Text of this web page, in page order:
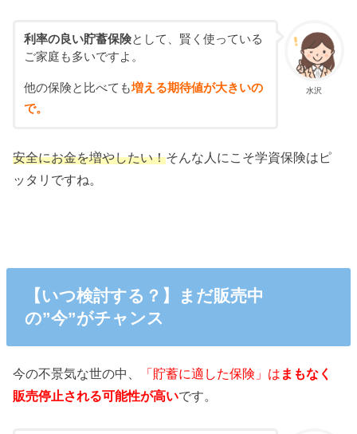
水沢
利率の良い貯蓄保険として、賢く使っている
ご家庭も多いですよ。
他の保険と比べても増える期待値が大きいの
で。
安全にお金を増やしたい！そんな人にこそ学資保険はピ
ッタリですね。
【いつ検討する？】まだ販売中
の”今”がチャンス
今の不景気な世の中、 「貯蓄に適した保険」は まもなく
販売停止される可能性が高いです。